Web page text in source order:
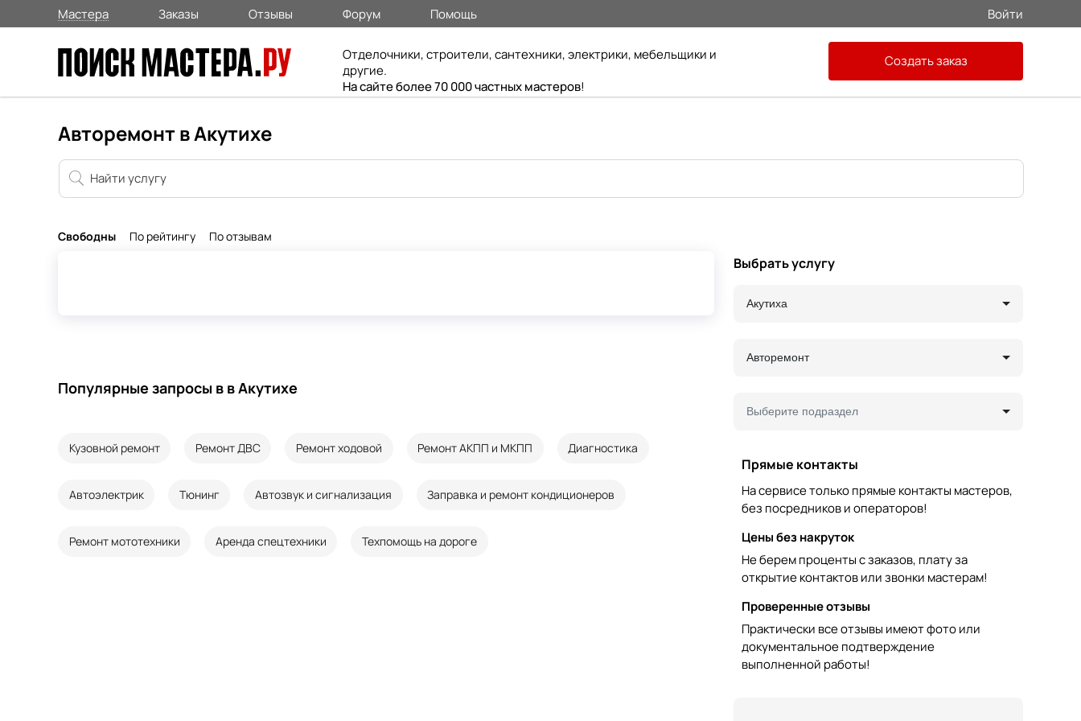
Мастера Заказы Отзывы Форум Помощь Войти
Отделочники, строители, сантехники, электрики, мебельщики и
другие.
На сайте более 70 000 частных мастеров!
Создать заказ
Авторемонт в Акутихе
Свободны По рейтингу По отзывам
Популярные запросы в в Акутихе
Кузовной ремонт Ремонт ДВС Ремонт ходовой Ремонт АКПП и МКПП Диагностика
Автоэлектрик Тюнинг Автозвук и сигнализация Заправка и ремонт кондиционеров
Ремонт мототехники Аренда спецтехники Техпомощь на дороге
Выбрать услугу
Акутиха
Авторемонт
Выберите подраздел
Прямые контакты
На сервисе только прямые контакты мастеров,
без посредников и операторов!
Цены без накруток
Не берем проценты с заказов, плату за
открытие контактов или звонки мастерам!
Проверенные отзывы
Практически все отзывы имеют фото или
документальное подтверждение
выполненной работы!